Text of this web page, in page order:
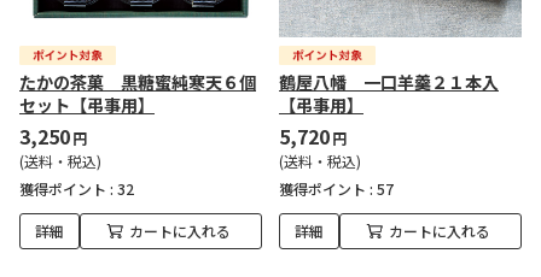
たかの茶菓 黒糖蜜純寒天６個
セット【弔事用】
3,250円
(送料・税込)
獲得ポイント : 32
詳細 カートに入れる
鶴屋八幡 一口羊羹２１本入
【弔事用】
5,720円
(送料・税込)
獲得ポイント : 57
詳細 カートに入れる